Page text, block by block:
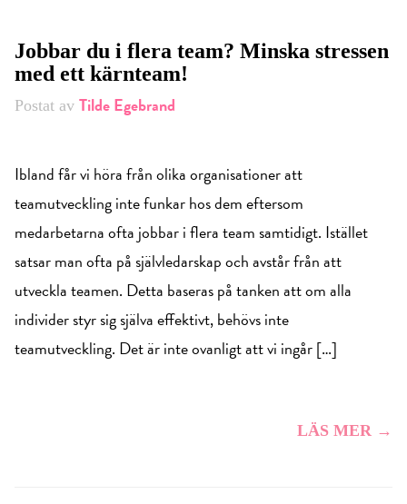
Jobbar du i flera team? Minska stressen
med ett kärnteam!
Postat av Tilde Egebrand
Ibland får vi höra från olika organisationer att
teamutveckling inte funkar hos dem eftersom
medarbetarna ofta jobbar i flera team samtidigt. Istället
satsar man ofta på självledarskap och avstår från att
utveckla teamen. Detta baseras på tanken att om alla
individer styr sig själva effektivt, behövs inte
teamutveckling. Det är inte ovanligt att vi ingår […]
LÄS MER →